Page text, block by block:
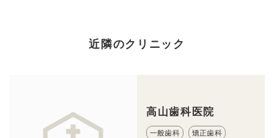
近隣のクリニック
高山歯科医院
一般歯科 矯正歯科